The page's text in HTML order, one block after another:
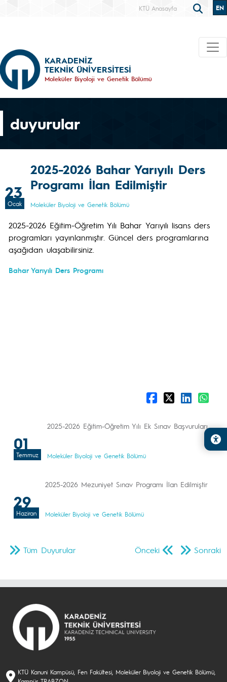
KTÜ Anasayfa EN
KARADENİZ
TEKNİK ÜNİVERSİTESİ
Moleküler Biyoloji ve Genetik Bölümü
duyurular
23
Ocak
2025-2026 Bahar Yarıyılı Ders
Programı İlan Edilmiştir
Moleküler Biyoloji ve Genetik Bölümü
2025-2026 Eğitim-Öğretim Yılı Bahar Yarıyılı lisans ders
programları yayınlanmıştır. Güncel ders programlarına
aşağıdan ulaşabilirsiniz.
Bahar Yarıyılı Ders Programı
01
Temmuz
2025-2026 Eğitim-Öğretim Yılı Ek Sınav Başvuruları
Moleküler Biyoloji ve Genetik Bölümü
29
Haziran
2025-2026 Mezuniyet Sınav Programı İlan Edilmiştir
Moleküler Biyoloji ve Genetik Bölümü
Önceki Sonraki
Tüm Duyurular
KTÜ Kanuni Kampüsü, Fen Fakültesi, Moleküler Biyoloji ve Genetik Bölümü,